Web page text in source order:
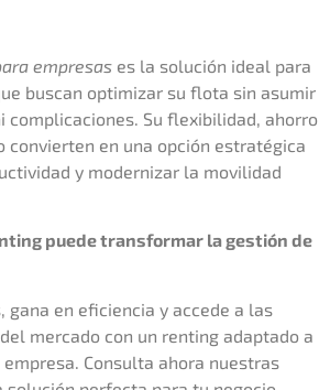
empresas es la solución ideal para
buscan optimizar su flota sin asumir
complicaciones. Su flexibilidad, ahorro
convierten en una opción estratégica
y modernizar la movilidad
puede transformar la gestión de
gana en eficiencia y accede a las
mercado con un renting adaptado a
Consulta ahora nuestras